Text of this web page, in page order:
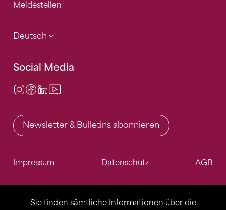
Sie finden sämtliche Informationen über die
Meldestellen
Deutsch
Social Media
Instagram
Facebook
LinkedIn
Newsletter & Bulletins abonnieren
Impressum Datenschutz AGB